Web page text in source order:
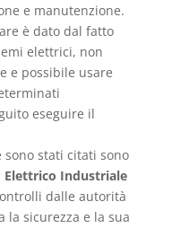
e manutenzione.
è dato dal fatto
elettrici, non
e possibile usare
eseguire il
stati citati sono
Industriale
dalle autorità
sicurezza e la sua